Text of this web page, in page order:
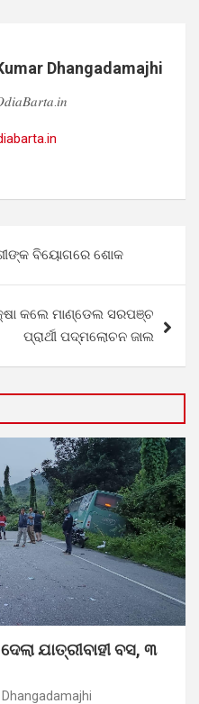
Dhangadamajhi
ବିୟୋଗରେ ଶୋକ
କଲେ ମାଣ୍ଡେଲ ସରପଞ୍ଚ
ପ୍ରାର୍ଥୀ ପଦ୍ମଲୋଚନ ଜାଲ
ଯାତ୍ରୀବାହୀ ବସ, ୩